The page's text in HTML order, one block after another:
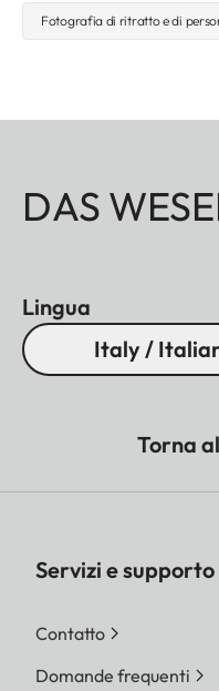
Fotografia di ritratto e di
DAS
Lingua
Italy /
Torna
Servizi e supporto
Contatto
Domande frequenti